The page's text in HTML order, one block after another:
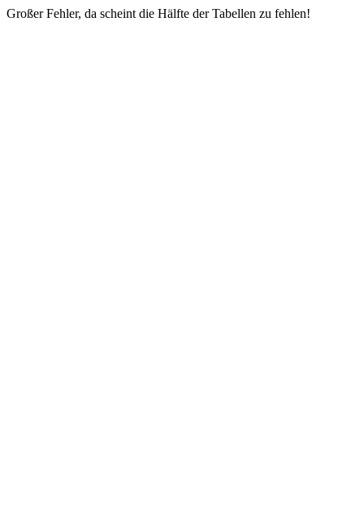
Großer Fehler, da scheint die Hälfte der Tabellen zu fehlen!